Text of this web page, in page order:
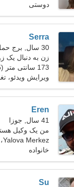
دوستی
Serra
30 سال, برج حمل
زن به دنبال یک زوج
173 سانتی متر (5'9")، 60 کیلوگرم (132 پوند)
ویرایش ویدئو،
Eren
41 سال, جوزا
من یک وکیل
Yalova Merkez، ترکیه
خانواده
Su